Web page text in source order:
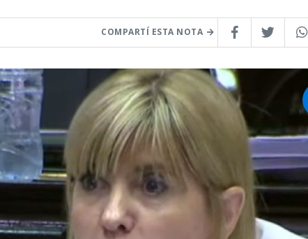
COMPARTÍ ESTA NOTA